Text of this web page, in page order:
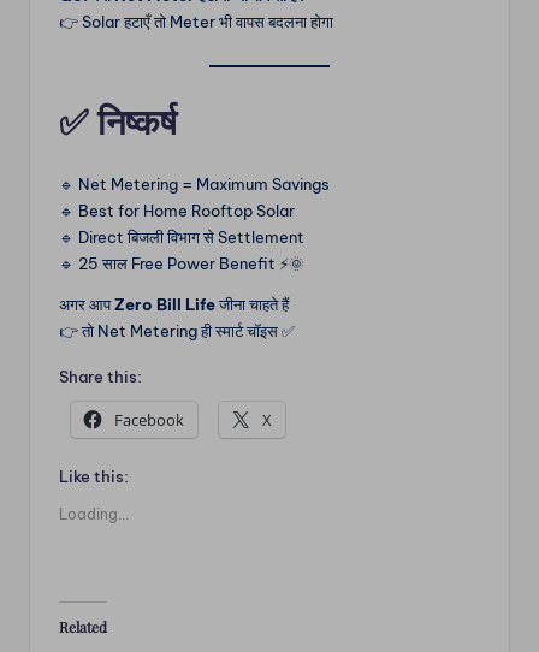
👉 Solar हटाएँ तो Meter भी वापस बदलना होगा
✅ निष्कर्ष
🔹 Net Metering = Maximum Savings
🔹 Best for Home Rooftop Solar
🔹 Direct बिजली विभाग से Settlement
🔹 25 साल Free Power Benefit ⚡🌞
अगर आपZero Bill Lifeजीना चाहते हैं
👉 तो Net Metering ही स्मार्ट चॉइस ✅
Share this:
Facebook X
Like this:
Loading...
Related